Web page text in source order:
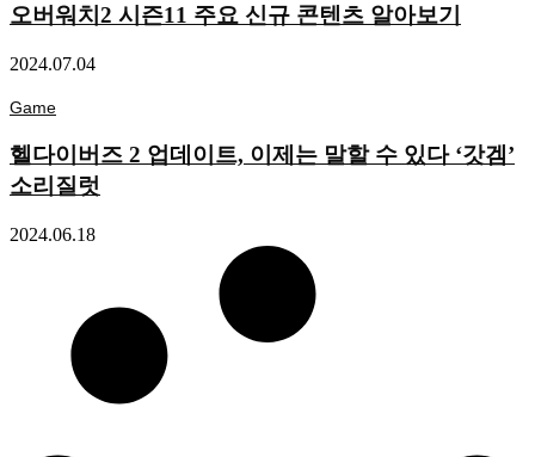
오버워치2 시즌11 주요 신규 콘텐츠 알아보기
2024.07.04
Game
헬다이버즈 2 업데이트, 이제는 말할 수 있다 ‘갓겜’
소리질럿
2024.06.18